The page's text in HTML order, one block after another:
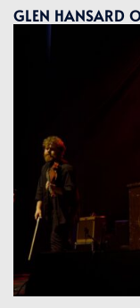
GLEN HANSARD